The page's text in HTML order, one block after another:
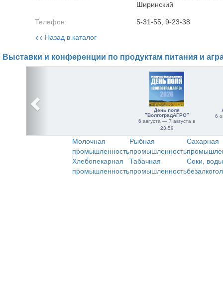
Ширинский
Телефон: 5-31-55, 9-23-38
<< Назад в каталог
Выставки и конференции по продуктам питания и
День поля
"ВолгоградАГРО"
6 августа — 7 августа в
23:59
6
Молочная
промышленность
Рыбная
промышленность
Сахарная
Хлебопекарная
промышленность
Табачная
промышленность
Соки,